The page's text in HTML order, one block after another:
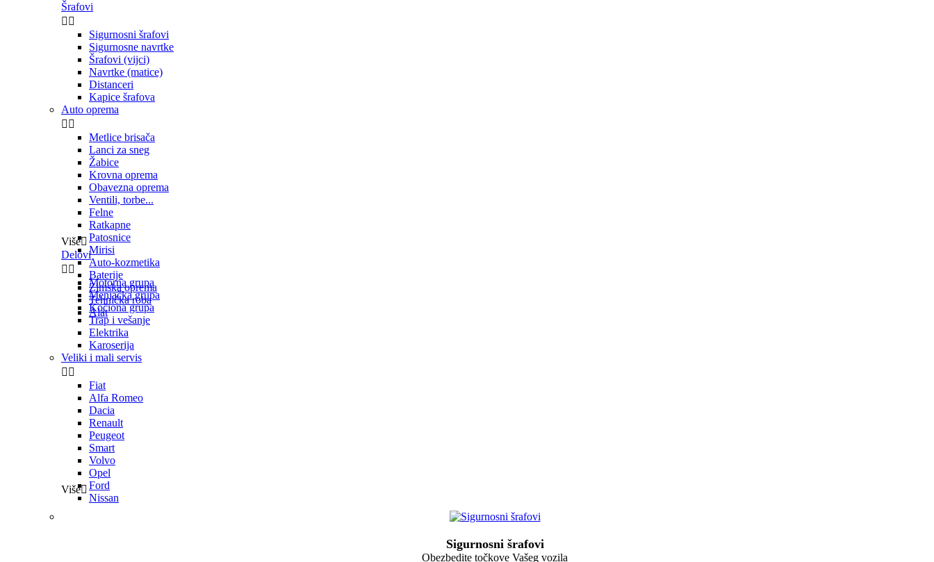
Šrafovi
 
Sigurnosni šrafovi
Sigurnosne navrtke
Šrafovi (vijci)
Navrtke (matice)
Distanceri
Kapice šrafova
Auto oprema
 
Metlice brisača
Lanci za sneg
Žabice
Krovna oprema
Obavezna oprema
Ventili, torbe...
Felne
Ratkapne
Patosnice
Mirisi
Auto-kozmetika
Baterije
Zimska oprema
Tehnička roba
Alat
Više
Delovi
 
Motorna grupa
Menjačka grupa
Kočiona grupa
Trap i vešanje
Elektrika
Karoserija
Veliki i mali servis
 
Fiat
Alfa Romeo
Dacia
Renault
Peugeot
Smart
Volvo
Opel
Ford
Nissan
Više
Sigurnosni šrafovi
Obezbedite točkove Vašeg vozila